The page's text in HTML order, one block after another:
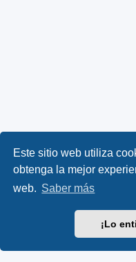
Este sitio web utiliza
obtenga la mejor
web. Saber más
¡Lo